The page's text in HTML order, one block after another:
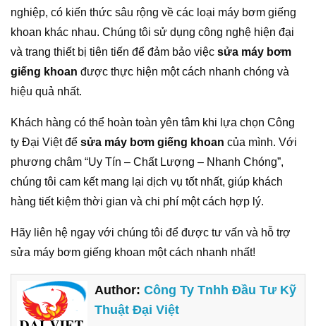
nghiệp, có kiến thức sâu rộng về các loại máy bơm giếng
khoan khác nhau. Chúng tôi sử dụng công nghệ hiện đại
và trang thiết bị tiên tiến để đảm bảo việc sửa máy bơm
giếng khoan được thực hiện một cách nhanh chóng và
hiệu quả nhất.
Khách hàng có thể hoàn toàn yên tâm khi lựa chọn Công
ty Đại Việt để sửa máy bơm giếng khoan của mình. Với
phương châm “Uy Tín – Chất Lượng – Nhanh Chóng”,
chúng tôi cam kết mang lại dịch vụ tốt nhất, giúp khách
hàng tiết kiệm thời gian và chi phí một cách hợp lý.
Hãy liên hệ ngay với chúng tôi để được tư vấn và hỗ trợ
sửa máy bơm giếng khoan một cách nhanh nhất!
Author:Công Ty Tnhh Đầu Tư Kỹ
Thuật Đại Việt